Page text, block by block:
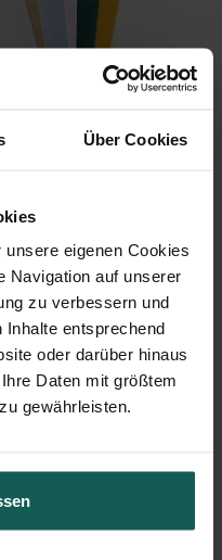
Über Cookies
eigenen Cookies
Navigation auf unserer
zu verbessern und
Inhalte entsprechend
oder darüber hinaus
Daten mit größtem
gewährleisten.